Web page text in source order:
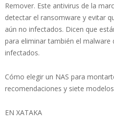
Remover. Este antivirus de la
detectar el ransomware y evitar
aún no infectados. Dicen que
para eliminar también el malware
infectados.
Cómo elegir un NAS para
recomendaciones y siete
EN XATAKA